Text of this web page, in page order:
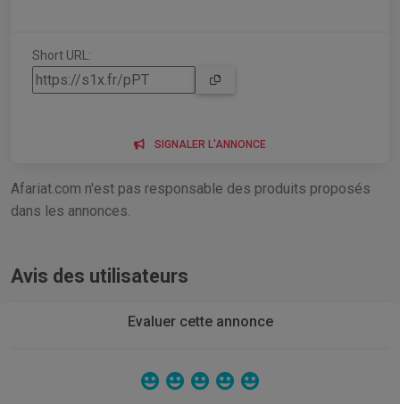
Short URL:
SIGNALER L'ANNONCE
Afariat.com n'est pas responsable des produits proposés
dans les annonces.
Avis des utilisateurs
Evaluer cette annonce